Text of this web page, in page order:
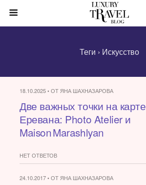
Теги › Искусство
18.10.2025 • ОТ ЯНА ШАХНАЗАРОВА
Две важных точки на карте
Еревана: Photo Atelier и
Maison Marashlyan
НЕТ ОТВЕТОВ
24.10.2017 • ОТ ЯНА ШАХНАЗАРОВА